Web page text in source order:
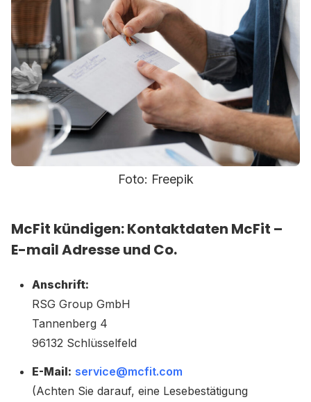
Foto: Freepik
McFit kündigen: Kontaktdaten McFit –
E-mail Adresse und Co.
Anschrift:
RSG Group GmbH
Tannenberg 4
96132 Schlüsselfeld
E-Mail: service@mcfit.com
(Achten Sie darauf, eine Lesebestätigung